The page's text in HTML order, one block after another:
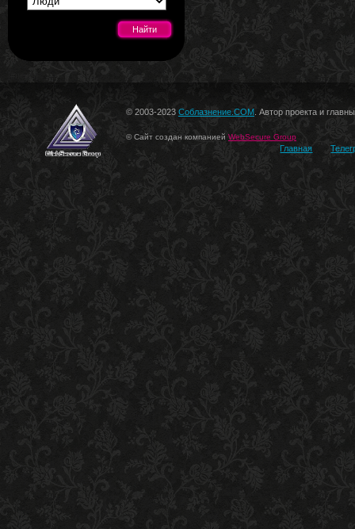
© 2003-2023 Соблазнение.COM . Автор проекта и
© Сайт создан компанией WebSecure Group
Главная